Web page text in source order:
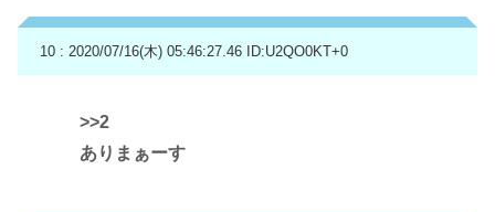
10 : 2020/07/16(木) 05:46:27.46 ID:U2QO0KT+0
>>2
ありまぁーす